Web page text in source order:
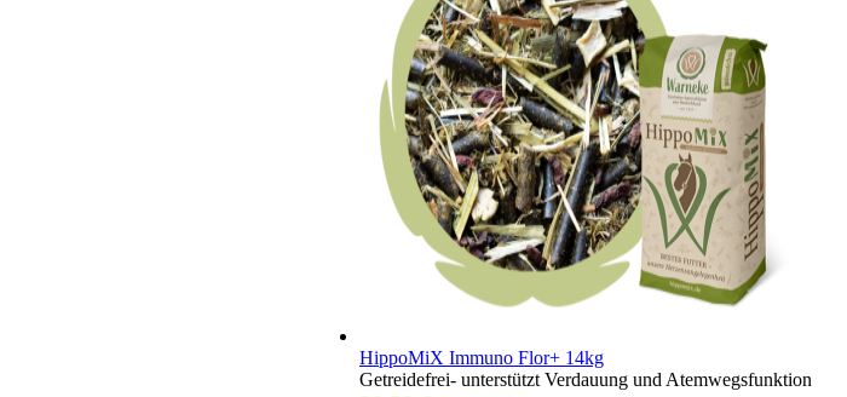
HippoMiX Immuno Flor+ 14kg
Getreidefrei- unterstützt Verdauung und Atemwegsfunktion